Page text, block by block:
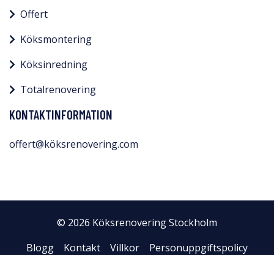
Offert
Köksmontering
Köksinredning
Totalrenovering
KONTAKTINFORMATION
offert@köksrenovering.com
© 2026 Köksrenovering Stockholm
Blogg
Kontakt Villkor Personuppgiftspolicy